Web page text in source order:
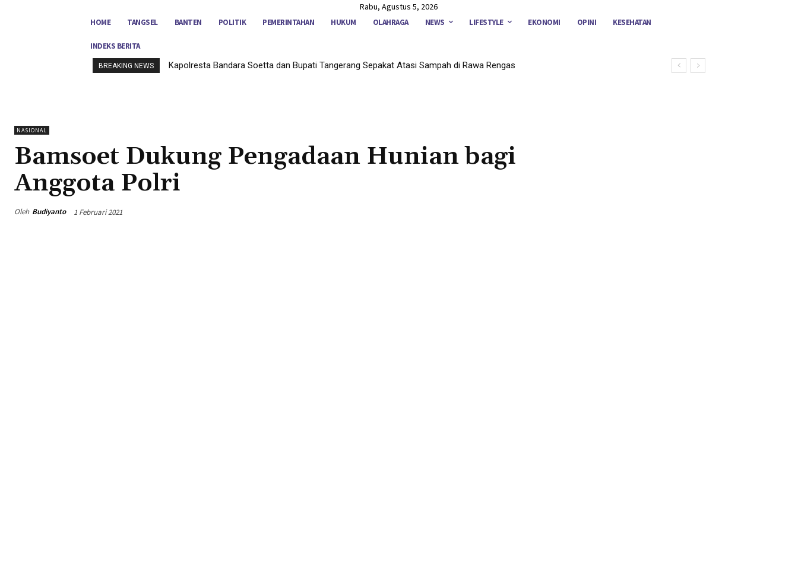
Rabu, Agustus 5, 2026
HOME TANGSEL BANTEN POLITIK PEMERINTAHAN HUKUM OLAHRAGA NEWS LIFESTYLE EKONOMI OPINI KESEHATAN
INDEKS BERITA
BREAKING NEWS Kapolresta Bandara Soetta dan Bupati Tangerang Sepakat Atasi Sampah di Rawa Rengas
NASIONAL
Bamsoet Dukung Pengadaan Hunian bagi
Anggota Polri
Oleh Budiyanto 1 Februari 2021